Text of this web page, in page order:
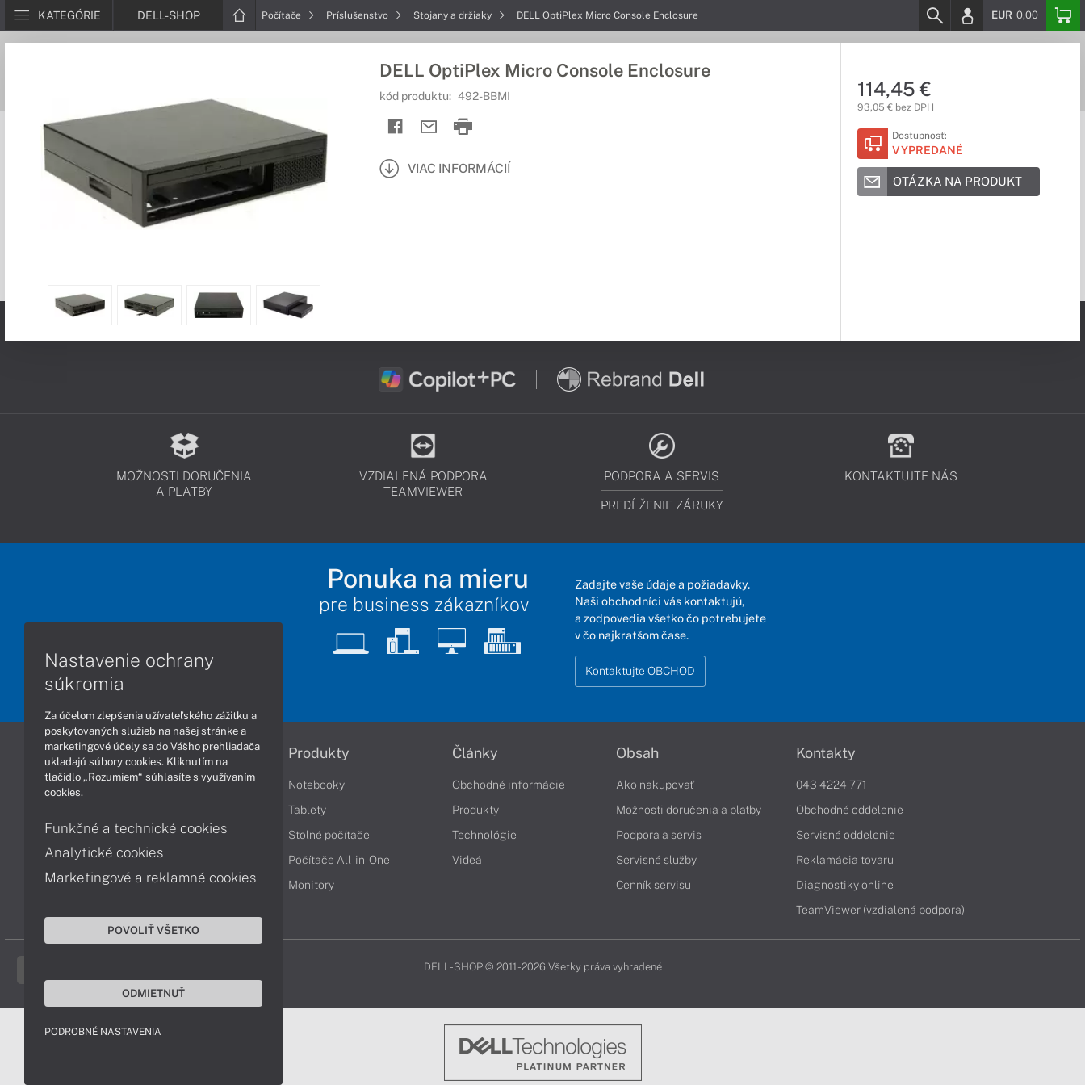
KATEGÓRIE DELL-SHOP Počítače Príslušenstvo Stojany a držiaky DELL OptiPlex Micro Console Enclosure EUR 0,00
DELL OptiPlex Micro Console Enclosure
kód produktu: 492-BBMI
VIAC INFORMÁCIÍ
114,45 €
93,05 € bez DPH
Dostupnosť:
VYPREDANÉ
OTÁZKA NA PRODUKT
MOŽNOSTI DORUČENIA
A PLATBY
VZDIALENÁ PODPORA
TEAMVIEWER
PODPORA A SERVIS
PREDĹŽENIE ZÁRUKY
KONTAKTUJTE NÁS
Ponuka na mieru
pre business zákazníkov
Zadajte vaše údaje a požiadavky.
Naši obchodníci vás kontaktujú,
a zodpovedia všetko čo potrebujete
v čo najkratšom čase.
Kontaktujte OBCHOD
Informácie
Obchodné podmienky
Ochrana osobných údajov
Vrátenie tovaru
Vyhlásenie o prístupnosti
Produkty
Notebooky
Tablety
Stolné počítače
Počítače All-in-One
Monitory
Články
Obchodné informácie
Produkty
Technológie
Videá
Obsah
Ako nakupovať
Možnosti doručenia a platby
Podpora a servis
Servisné služby
Cenník servisu
Kontakty
043 4224 771
Obchodné oddelenie
Servisné oddelenie
Reklamácia tovaru
Diagnostiky online
TeamViewer (vzdialená podpora)
DELL-SHOP © 2011 - 2026 Všetky práva vyhradené
Nastavenie ochrany
súkromia
Za účelom zlepšenia užívateľského zážitku a
poskytovaných služieb na našej stránke a
marketingové účely sa do Vášho prehliadača
ukladajú súbory cookies. Kliknutím na
tlačidlo „Rozumiem“ súhlasíte s využívaním
cookies.
Funkčné a technické cookies
Analytické cookies
Marketingové a reklamné cookies
POVOLIŤ VŠETKO
ODMIETNUŤ
PODROBNÉ NASTAVENIA